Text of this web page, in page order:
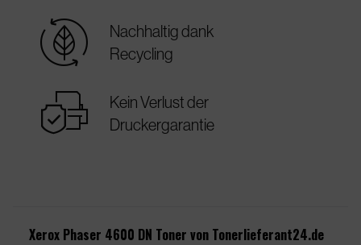
sustainable
Nachhaltig dank
Recycling
warranty
Kein Verlust der
Druckergarantie
Xerox Phaser 4600 DN Toner von Tonerlieferant24.de